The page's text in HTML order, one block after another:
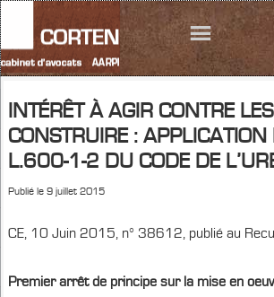
INTÉRÊT À AGIR CONTRE
CONSTRUIRE : APPLICATION
L.600-1-2 DU CODE DE
Publié le9 juillet 2015
CE, 10 Juin 2015, n° 38612, publié au
Premier arrêt de principe sur la mise en